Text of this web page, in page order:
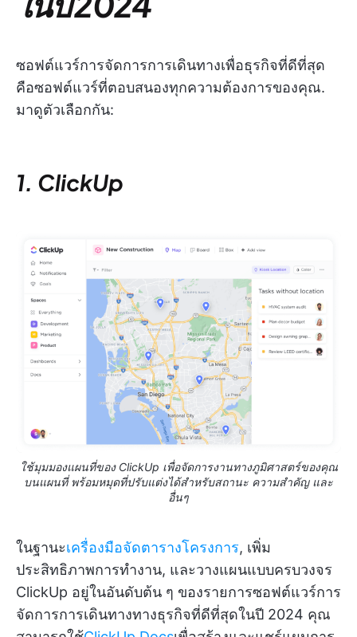
ซอฟต์แวร์การจัดการการเดินทางเพื่อธุรกิจที่ดีที่สุด
คือซอฟต์แวร์ที่ตอบสนองทุกความต้องการของคุณ.
มาดูตัวเลือกกัน:
1. ClickUp
ใช้มุมมองแผนที่ของ ClickUp เพื่อจัดการงานทางภูมิศาสตร์ของคุณ
บนแผนที่ พร้อมหมุดที่ปรับแต่งได้สำหรับสถานะ ความสำคัญ และ
อื่นๆ
ในฐานะเครื่องมือจัดตารางโครงการ, เพิ่ม
ประสิทธิภาพการทำงาน, และวางแผนแบบครบวงจร
ClickUp อยู่ในอันดับต้น ๆ ของรายการซอฟต์แวร์การ
จัดการการเดินทางทางธุรกิจที่ดีที่สุดในปี 2024 คุณ